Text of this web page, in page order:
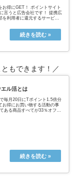
お得にGET！ ポイントサイト
言うと広告会社です！ 提携広
利用者に還元するサービス
もできます！／
エル活とは
毎月20日にTポイント1.5倍分
お得にお買い物する活動の事
ある商品すべてが33％オフに